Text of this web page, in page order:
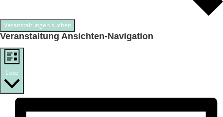
Veranstaltungen suchen
Veranstaltung Ansichten-Navigation
Liste